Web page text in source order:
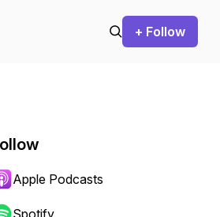
+ Follow
Apple Podcasts
Spotify